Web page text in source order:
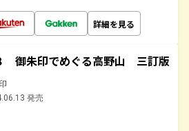
詳細を見る
御朱印でめぐる高野山 三訂版
発売